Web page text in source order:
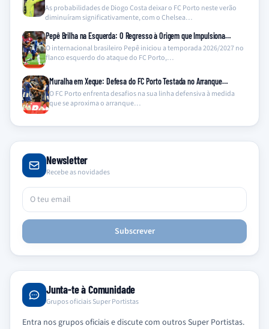
As probabilidades de Diogo Costa deixar o FC Porto neste verão
diminuíram significativamente, com o Chelsea…
Pepê Brilha na Esquerda: O Regresso à Origem que Impulsiona…
O internacional brasileiro Pepê iniciou a temporada 2026/2027 no
flanco esquerdo do ataque do FC Porto,…
Muralha em Xeque: Defesa do FC Porto Testada no Arranque…
O FC Porto enfrenta desafios na sua linha defensiva à medida
que se aproxima o arranque…
Newsletter
Recebe as novidades
Subscrever
Junta-te à Comunidade
Grupos oficiais Super Portistas
Entra nos grupos oficiais e discute com outros Super Portistas.